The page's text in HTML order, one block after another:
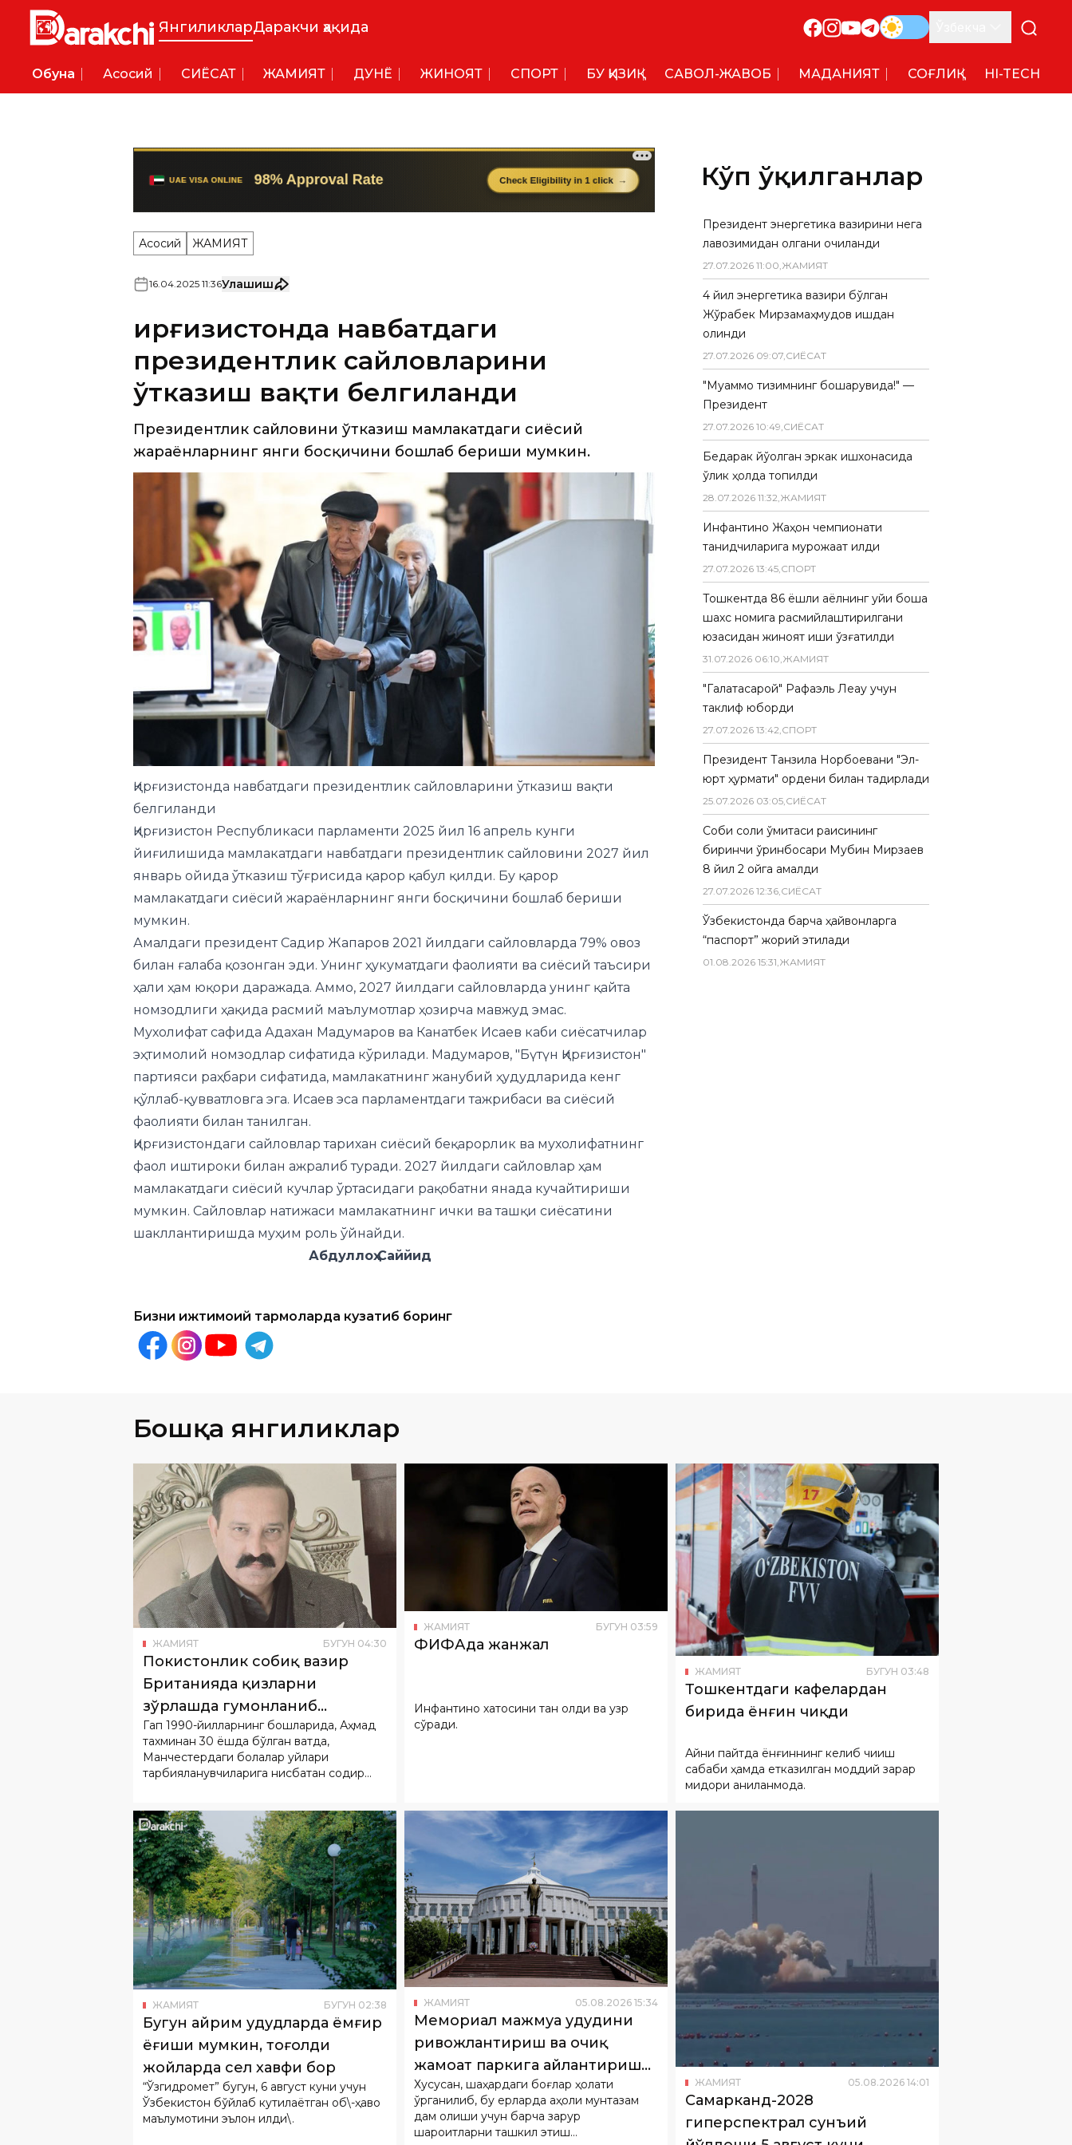
ЯнгиликларДаракчи ҳақида
Обуна Асосий СИËСАТ ЖАМИЯТ ДУНË ЖИНОЯТ СПОРТ БУ ҚИЗИҚ САВОЛ-ЖАВОБ МАДАНИЯТ СОҒЛИҚ HI-TECH
Асосий ЖАМИЯТ
16 04 2025 11:36Улашиш
Қирғизистонда навбатдаги
президентлик сайловларини
ўтказиш вақти белгиланди
Президентлик сайловини ўтказиш мамлакатдаги сиёсий
жараёнларнинг янги босқичини бошлаб бериши мумкин.
Қирғизистонда навбатдаги президентлик сайловларини ўтказиш вақти
белгиланди
Қирғизистон Республикаси парламенти 2025 йил 16 апрель кунги
йиғилишида мамлакатдаги навбатдаги президентлик сайловини 2027 йил
январь ойида ўтказиш тўғрисида қарор қабул қилди. Бу қарор
мамлакатдаги сиёсий жараёнларнинг янги босқичини бошлаб бериши
мумкин.
Амалдаги президент Садир Жапаров 2021 йилдаги сайловларда 79% овоз
билан ғалаба қозонган эди. Унинг ҳукуматдаги фаолияти ва сиёсий таъсири
ҳали ҳам юқори даражада. Аммо, 2027 йилдаги сайловларда унинг қайта
номзодлиги ҳақида расмий маълумотлар ҳозирча мавжуд эмас.
Мухолифат сафида Адaхан Мадумаров ва Канатбек Исаев каби сиёсатчилар
эҳтимолий номзодлар сифатида кўрилади. Мадумаров, "Бүтүн Қирғизистон"
партияси раҳбари сифатида, мамлакатнинг жанубий ҳудудларида кенг
қўллаб-қувватловга эга. Исаев эса парламентдаги тажрибаси ва сиёсий
фаолияти билан танилган.
Қирғизистондаги сайловлар тарихан сиёсий беқарорлик ва мухолифатнинг
фаол иштироки билан ажралиб туради. 2027 йилдаги сайловлар ҳам
мамлакатдаги сиёсий кучлар ўртасидаги рақобатни янада кучайтириши
мумкин. Сайловлар натижаси мамлакатнинг ички ва ташқи сиёсатини
шакллантиришда муҳим роль ўйнайди.
Абдуллоҳ Саййид
Бизни ижтимоий тармоқларда кузатиб боринг
Кўп ўқилганлар
Президент энергетика вазирини нега
лавозимидан олгани очиқланди
27.07.2026 11:00,ЖАМИЯТ
4 йил энергетика вазири бўлган
Жўрабек Мирзамаҳмудов ишдан
олинди
27.07.2026 09:07,СИËСАТ
"Муаммо тизимнинг бошқарувида!" —
Президент
27.07.2026 10:49,СИËСАТ
Бедарак йўқолган эркак ишхонасида
ўлик ҳолда топилди
28.07.2026 11:32,ЖАМИЯТ
Инфантино Жаҳон чемпионати
танқидчиларига мурожаат қилди
27.07.2026 13:45,СПОРТ
Тошкентда 86 ёшли аёлнинг уйи бошқа
шахс номига расмийлаштирилгани
юзасидан жиноят иши қўзғатилди
31.07.2026 06:10,ЖАМИЯТ
"Галатасарой" Рафаэль Леау учун
таклиф юборди
27.07.2026 13:42,СПОРТ
Президент Танзила Норбоевани "Эл-
юрт ҳурмати" ордени билан тақдирлади
25.07.2026 03:05,СИËСАТ
Собиқ солиқ қўмитаси раисининг
биринчи ўринбосари Мубин Мирзаев
8 йил 2 ойга қамалди
27.07.2026 12:36,СИËСАТ
Ўзбекистонда барча ҳайвонларга
“паспорт” жорий этилади
01.08.2026 15:31,ЖАМИЯТ
Бошқа янгиликлар
ЖАМИЯТ БУГУН 04:30
Покистонлик собиқ вазир
Британияда қизларни
зўрлашда гумонланиб
ушланди
Гап 1990-йилларнинг бошларида, Аҳмад
тахминан 30 ёшда бўлган вақтда,
Манчестердаги болалар уйлари
тарбияланувчиларига нисбатан содир
ЖАМИЯТ БУГУН 03:59
ФИФАда жанжал
Инфантино хатосини тан олди ва узр
сўради.
ЖАМИЯТ БУГУН 03:48
Тошкентдаги кафелардан
бирида ёнғин чиқди
Айни пайтда ёнғиннинг келиб чиқиш
сабаби ҳамда етказилган моддий зарар
миқдори аниқланмоқда.
ЖАМИЯТ БУГУН 02:38
Бугун айрим ҳудудларда ёмғир
ёғиши мумкин, тоғолди
жойларда сел хавфи бор
“Ўзгидромет” бугун, 6 август куни учун
Ўзбекистон бўйлаб кутилаётган об\-ҳаво
маълумотини эълон қилди\.
ЖАМИЯТ 05.08.2026 15:34
Мемориал мажмуа ҳудудини
ривожлантириш ва очиқ
жамоат паркига айлантириш
бўйича ишлар бошланди
Хусусан, шаҳардаги боғлар ҳолати
ўрганилиб, бу ерларда аҳоли мунтазам
дам олиши учун барча зарур
шароитларни ташкил этиш
ЖАМИЯТ 05.08.2026 14:01
Самарканд-2028
гиперспектрал сунъий